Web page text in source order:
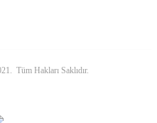
Tüm Hakları Saklıdır.